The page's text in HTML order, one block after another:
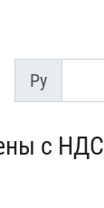
Py
Py
с НДС